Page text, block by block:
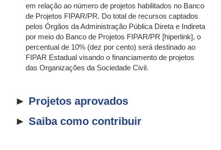
em relação ao número de projetos habilitados no Banco
de Projetos FIPAR/PR. Do total de recursos captados
pelos Órgãos da Administração Pública Direta e Indireta
por meio do Banco de Projetos FIPAR/PR [hiperlink], o
percentual de 10% (dez por cento) será destinado ao
FIPAR Estadual visando o financiamento de projetos
das Organizações da Sociedade Civil.
► Projetos aprovados
► Saiba como contribuir